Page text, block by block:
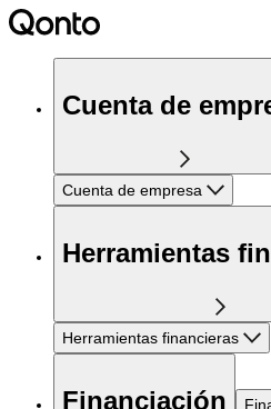
Cuenta de
Cuenta de empresa
Herramientas
Herramientas financieras
Financiación